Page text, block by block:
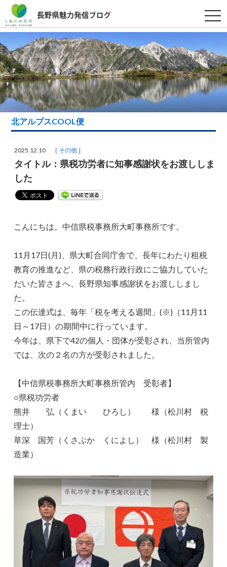
t
o
g
e
n
a
v
i
g
i
北アルプスCOOL便
2025.12.10 ［ その他 ］
タイトル：県税功労者に知事感謝状をお渡ししま
した
こんにちは。中信県税事務所大町事務所です。
11月17日(月)、県大町合同庁舎で、長年にわたり租税
教育の推進など、県の税務行政行政にご協力していた
だいた皆さまへ、長野県知事感謝状をお渡ししまし
た。
この伝達式は、毎年「税を考える週間」(※)（11月11
日～17日）の期間中に行っています。
今年は、県下で42の個人・団体が受彰され、当所管内
では、次の２名の方が受彰されました。
【中信県税事務所大町事務所管内 受彰者】
○県税功労者
熊井 弘（くまい ひろし） 様（松川村 税
理士）
草深 国芳（くさぶか くによし） 様（松川村 製
造業）